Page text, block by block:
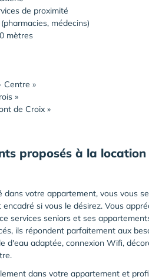
de proximité
médecins)
mètres
Centre »
»
de Croix »
proposés à la location
dans votre appartement, vous vous
si vous le désirez. Vous
services seniors et ses
ils répondent parfaitement aux
d'eau adaptée, connexion Wifi,
dans votre appartement et